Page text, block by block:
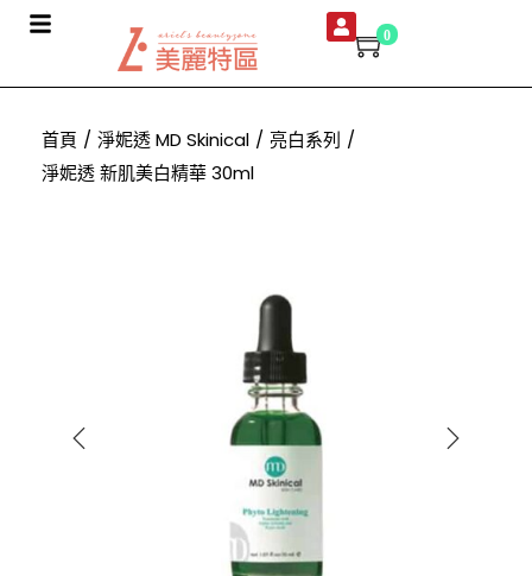
0
首頁 / 淨妮透 MD Skinical / 亮白系列 /
淨妮透 新肌美白精華 30ml